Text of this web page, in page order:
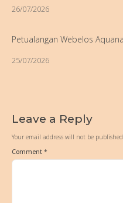
26/07/2026
Petualangan Webelos
25/07/2026
Leave a Reply
Your email address will not be
Comment *